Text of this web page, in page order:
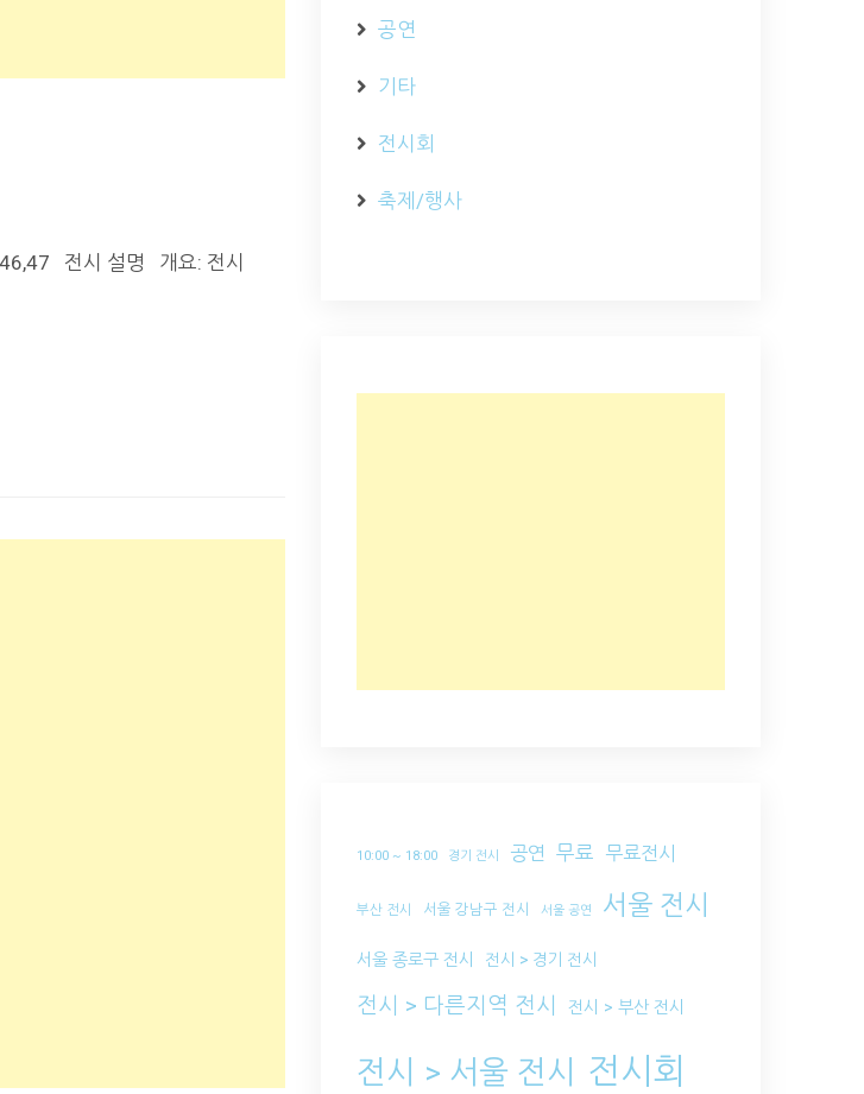
전시 설명 개요: 전시
공연
기타
전시회
축제/행사
10:00 ~ 18:00 경기 전시 공연 무료 무료전시
부산 전시 서울 강남구 전시 서울 공연 서울 전시
서울 종로구 전시 전시 > 경기 전시
전시 > 다른지역 전시 전시 > 부산 전시
전시 > 서울 전시 전시회